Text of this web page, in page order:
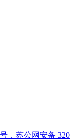
，苏公网安备